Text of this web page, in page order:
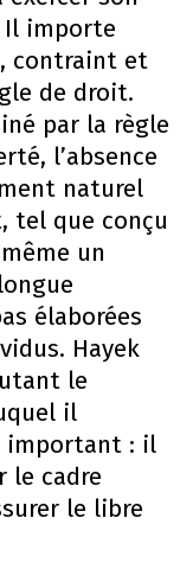
Il importe
contraint et
de droit.
par la règle
l’absence
naturel
tel que conçu
un
élaborées
Hayek
le
il
important : il
le cadre
le libre